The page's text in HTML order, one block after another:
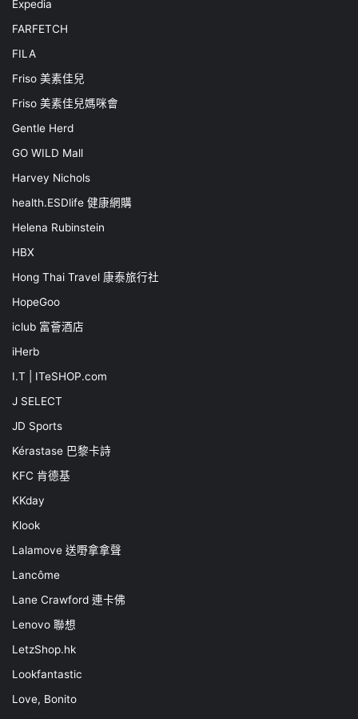
Expedia
FARFETCH
FILA
Friso 美素佳兒
Friso 美素佳兒媽咪會
Gentle Herd
GO WILD Mall
Harvey Nichols
health.ESDlife 健康網購
Helena Rubinstein
HBX
Hong Thai Travel 康泰旅行社
HopeGoo
iclub 富薈酒店
iHerb
I.T | ITeSHOP.com
J SELECT
JD Sports
Kérastase 巴黎卡詩
KFC 肯德基
KKday
Klook
Lalamove 送嘢拿拿聲
Lancôme
Lane Crawford 連卡佛
Lenovo 聯想
LetzShop.hk
Lookfantastic
Love, Bonito